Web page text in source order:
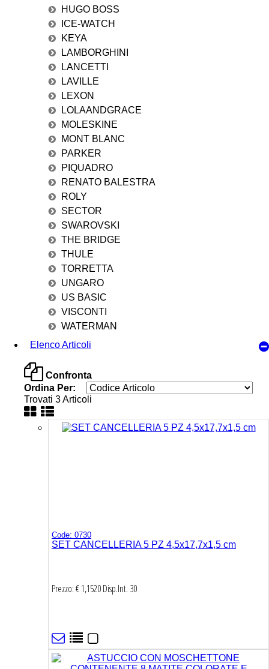
HUGO BOSS
ICE-WATCH
KEYA
LAMBORGHINI
LANCETTI
LAVILLE
LEXON
LOLAANDGRACE
MOLESKINE
MONT BLANC
PARKER
PIQUADRO
RENATO BALESTRA
ROLY
SECTOR
SWAROVSKI
THE BRIDGE
THULE
TORRETTA
UNGARO
US BASIC
VISCONTI
WATERMAN
Elenco Articoli
Confronta
Ordina Per:
Trovati 3 Articoli
Code: 0730
SET CANCELLERIA 5 PZ 4,5x17,7x1,5 cm
Prezzo: € 1,1520Disp.Int. 30